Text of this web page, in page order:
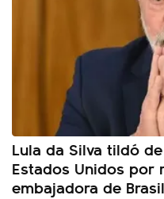
Lula da Silva tildó
Estados Unidos por
embajadora de Brasil